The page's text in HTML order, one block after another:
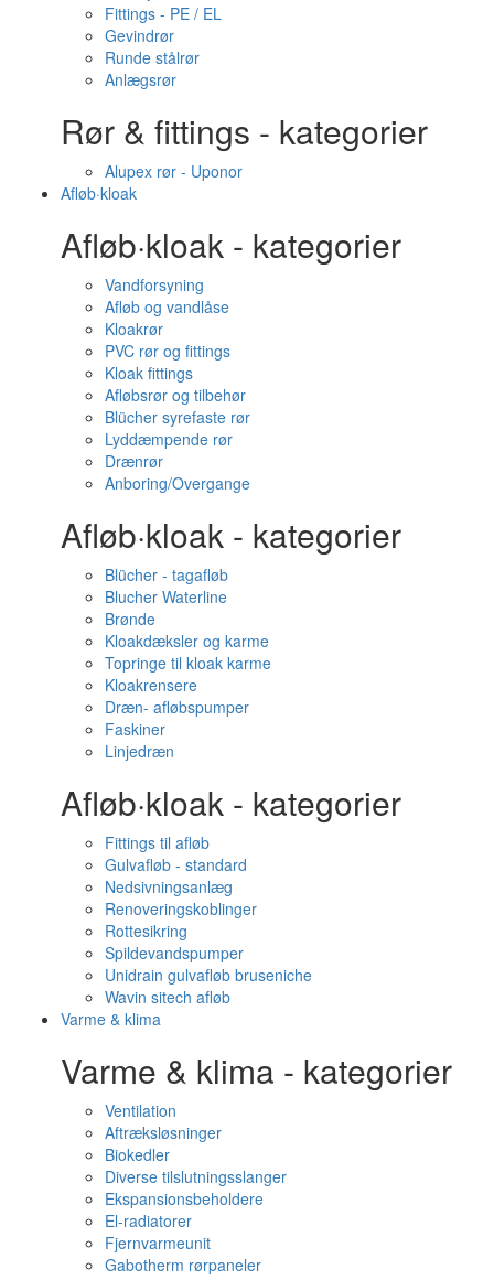
Fittings - PE / EL
Gevindrør
Runde stålrør
Anlægsrør
Rør & fittings - kategorier
Alupex rør - Uponor
Afløb·kloak
Afløb·kloak - kategorier
Vandforsyning
Afløb og vandlåse
Kloakrør
PVC rør og fittings
Kloak fittings
Afløbsrør og tilbehør
Blücher syrefaste rør
Lyddæmpende rør
Drænrør
Anboring/Overgange
Afløb·kloak - kategorier
Blücher - tagafløb
Blucher Waterline
Brønde
Kloakdæksler og karme
Topringe til kloak karme
Kloakrensere
Dræn- afløbspumper
Faskiner
Linjedræn
Afløb·kloak - kategorier
Fittings til afløb
Gulvafløb - standard
Nedsivningsanlæg
Renoveringskoblinger
Rottesikring
Spildevandspumper
Unidrain gulvafløb bruseniche
Wavin sitech afløb
Varme & klima
Varme & klima - kategorier
Ventilation
Aftræksløsninger
Biokedler
Diverse tilslutningsslanger
Ekspansionsbeholdere
El-radiatorer
Fjernvarmeunit
Gabotherm rørpaneler